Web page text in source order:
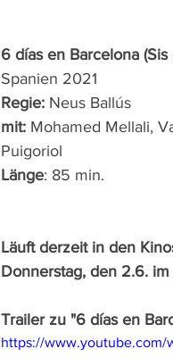
6 días en Barcelona
Spanien 2021
Regie: Neus Ballús
mit: Mohamed Mellali,
Puigoriol
Länge: 85 min.
Läuft derzeit in den
Donnerstag, den 2.6. im
Trailer zu "6 días en
https://www.youtube.com/